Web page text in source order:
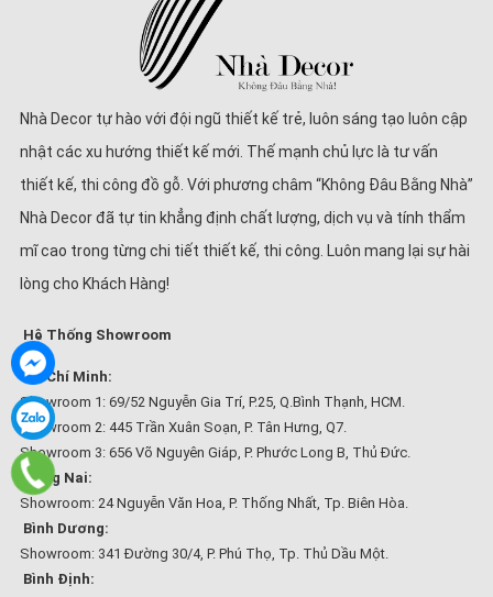
Nhà Decor tự hào với đội ngũ thiết kế trẻ, luôn sáng tạo luôn cập
nhật các xu hướng thiết kế mới. Thế mạnh chủ lực là tư vấn
thiết kế, thi công đồ gỗ. Với phương châm “Không Đâu Bằng Nhà”
Nhà Decor đã tự tin khẳng định chất lượng, dịch vụ và tính thẩm
mĩ cao trong từng chi tiết thiết kế, thi công. Luôn mang lại sự hài
lòng cho Khách Hàng!
Hệ Thống Showroom
Hồ Chí Minh:
Showroom 1: 69/52 Nguyễn Gia Trí, P.25, Q.Bình Thạnh, HCM.
Showroom 2: 445 Trần Xuân Soạn, P. Tân Hưng, Q7.
Showroom 3: 656 Võ Nguyên Giáp, P. Phước Long B, Thủ Đức.
Đồng Nai:
Showroom: 24 Nguyễn Văn Hoa, P. Thống Nhất, Tp. Biên Hòa.
Bình Dương:
Showroom: 341 Đường 30/4, P. Phú Thọ, Tp. Thủ Dầu Một.
Bình Định: